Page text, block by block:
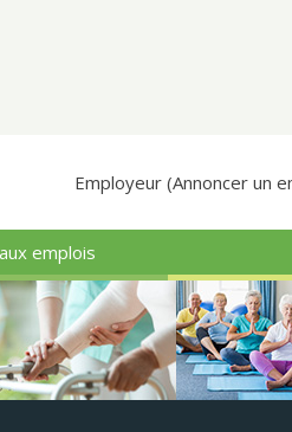
Employeur (Annoncer un
emplois